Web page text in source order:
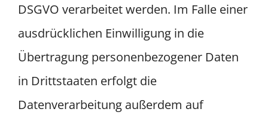
DSGVO verarbeitet werden. Im Falle einer
ausdrücklichen Einwilligung in die
Übertragung personenbezogener Daten
in Drittstaaten erfolgt die
Datenverarbeitung außerdem auf